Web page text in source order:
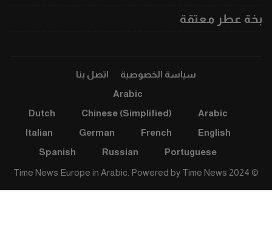
بخة عطر معتقة
سياسة الخصوصية
اتصل بنا
Arabic
Arabic
Chinese (Simplified)
Dutch
English
French
German
Italian
Portuguese
Russian
Spanish
© 2024 Time News Europe in Arabic. Powered by
Time News